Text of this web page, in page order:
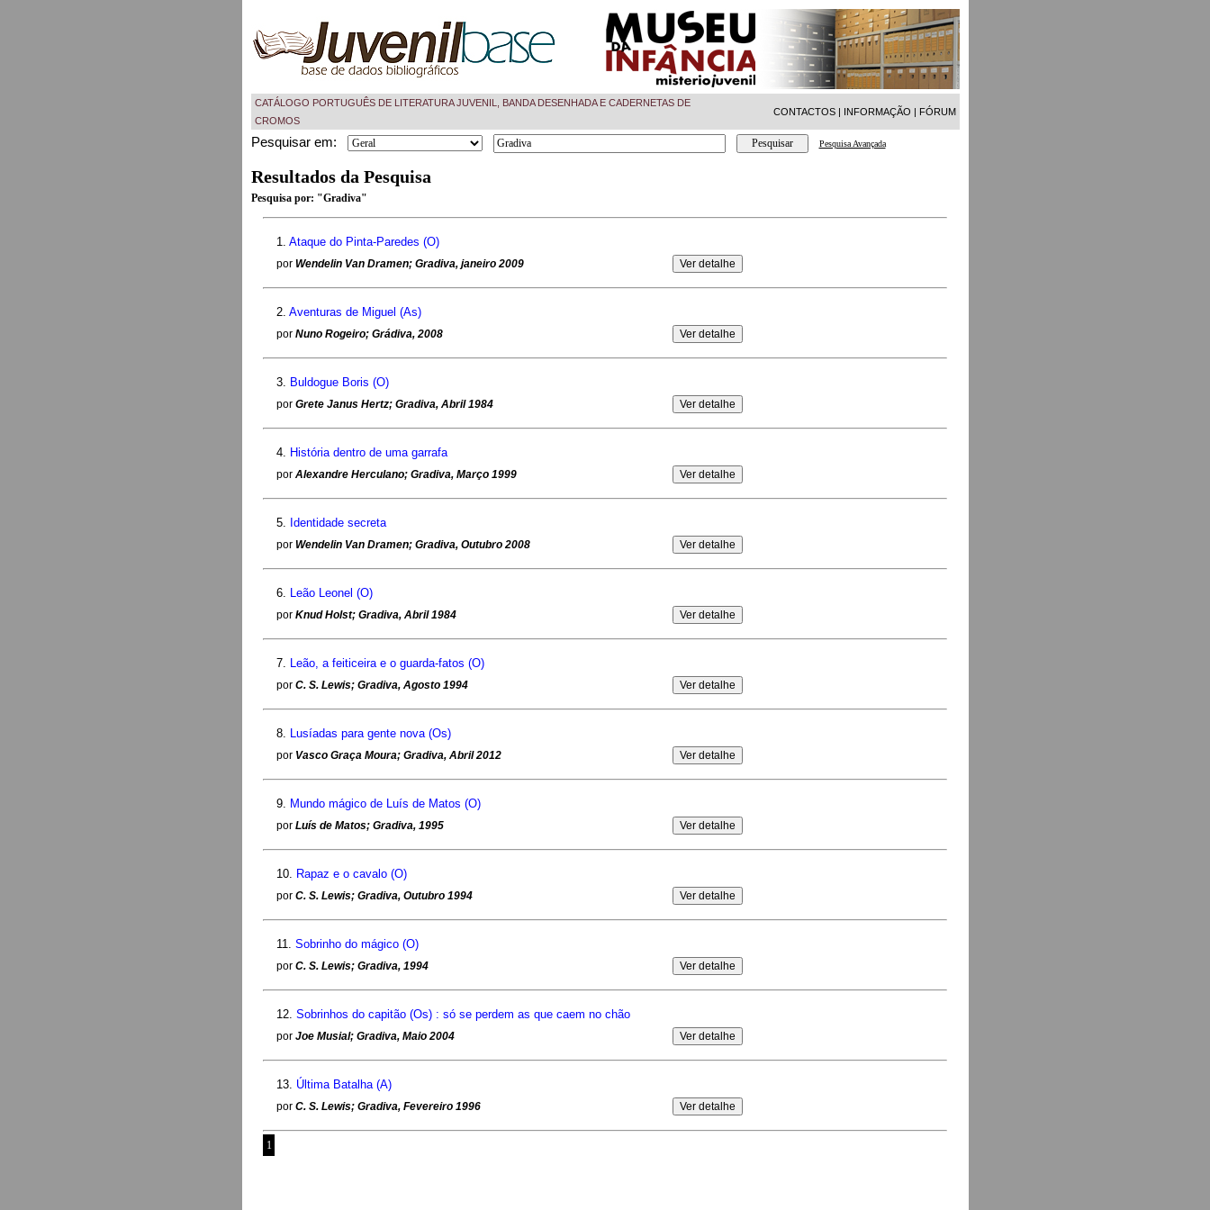
CATÁLOGO PORTUGUÊS DE LITERATURA JUVENIL, BANDA DESENHADA E CADERNETAS DE
CROMOS
CONTACTOS| INFORMAÇÃO | FÓRUM
Pesquisar em: Pesquisa Avançada
Resultados da Pesquisa
Pesquisa por: "Gradiva"
1. Ataque do Pinta-Paredes (O)
por Wendelin Van Dramen; Gradiva, janeiro 2009
2. Aventuras de Miguel (As)
por Nuno Rogeiro; Grádiva, 2008
3. Buldogue Boris (O)
por Grete Janus Hertz; Gradiva, Abril 1984
4. História dentro de uma garrafa
por Alexandre Herculano; Gradiva, Março 1999
5. Identidade secreta
por Wendelin Van Dramen; Gradiva, Outubro 2008
6. Leão Leonel (O)
por Knud Holst; Gradiva, Abril 1984
7. Leão, a feiticeira e o guarda-fatos (O)
por C. S. Lewis; Gradiva, Agosto 1994
8. Lusíadas para gente nova (Os)
por Vasco Graça Moura; Gradiva, Abril 2012
9. Mundo mágico de Luís de Matos (O)
por Luís de Matos; Gradiva, 1995
10. Rapaz e o cavalo (O)
por C. S. Lewis; Gradiva, Outubro 1994
11. Sobrinho do mágico (O)
por C. S. Lewis; Gradiva, 1994
12. Sobrinhos do capitão (Os) : só se perdem as que caem no chão
por Joe Musial; Gradiva, Maio 2004
13. Última Batalha (A)
por C. S. Lewis; Gradiva, Fevereiro 1996
1